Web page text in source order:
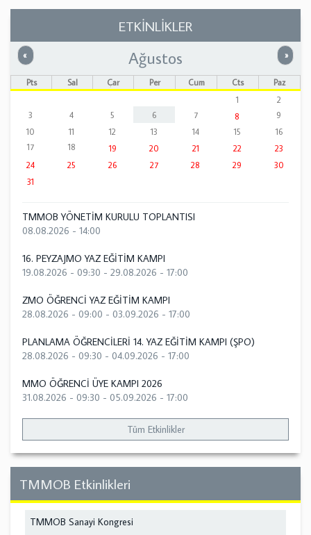
ETKİNLİKLER
« Önceki »
Ağustos
Pts Sal Çar Per Cum Cts
Paz
1
2
3
4 5 6 7 8
9
10
11 12 13 14 15
16
17
18 19 20 21 22
23
24
25 26 27 28 29
30
31
TMMOB YÖNETİM KURULU TOPLANTISI
08.08.2026 - 14:00
16. PEYZAJMO YAZ EĞİTİM KAMPI
19.08.2026 - 09:30 - 29.08.2026 - 17:00
ZMO ÖĞRENCİ YAZ EĞİTİM KAMPI
28.08.2026 - 09:00 - 03.09.2026 - 17:00
PLANLAMA ÖĞRENCİLERİ 14. YAZ EĞİTİM KAMPI (ŞPO)
28.08.2026 - 09:30 - 04.09.2026 - 17:00
MMO ÖĞRENCİ ÜYE KAMPI 2026
31.08.2026 - 09:30 - 05.09.2026 - 17:00
Tüm Etkinlikler
TMMOB Etkinlikleri
TMMOB Sanayi Kongresi